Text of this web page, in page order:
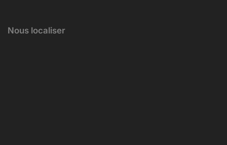
Nous localiser